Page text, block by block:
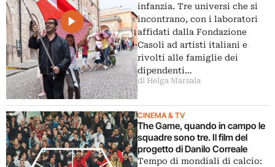
infanzia. Tre universi che si
incontrano, con i laboratori
affidati dalla Fondazione
Casoli ad artisti italiani e
rivolti alle famiglie dei
dipendenti…
di Helga Marsala
CINEMA & TV
The Game, quando in campo le
squadre sono tre. Il film del
progetto di Danilo Correale
Tempo di mondiali di calcio: